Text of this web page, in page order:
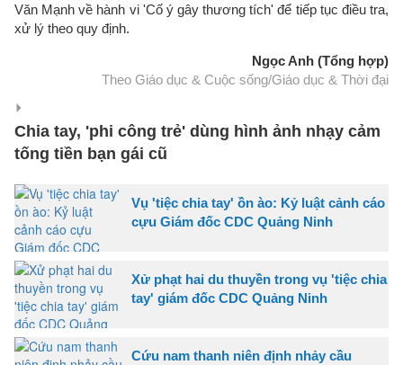
Văn Mạnh về hành vi 'Cố ý gây thương tích' để tiếp tục điều tra,
xử lý theo quy định.
Ngọc Anh (Tổng hợp)
Theo Giáo dục & Cuộc sống/Giáo dục & Thời đại
Chia tay, 'phi công trẻ' dùng hình ảnh nhạy cảm
tống tiền bạn gái cũ
Vụ 'tiệc chia tay' ồn ào: Kỷ luật cảnh cáo
cựu Giám đốc CDC Quảng Ninh
Xử phạt hai du thuyền trong vụ 'tiệc chia
tay' giám đốc CDC Quảng Ninh
Cứu nam thanh niên định nhảy cầu